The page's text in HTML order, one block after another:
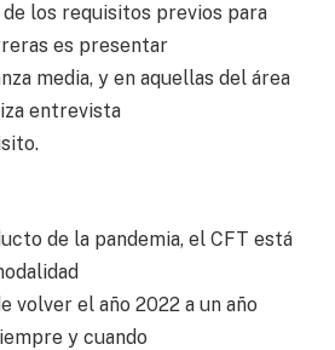
los requisitos previos para
es presentar
media, y en aquellas del área
entrevista
de la pandemia, el CFT está
volver el año 2022 a un año
y cuando